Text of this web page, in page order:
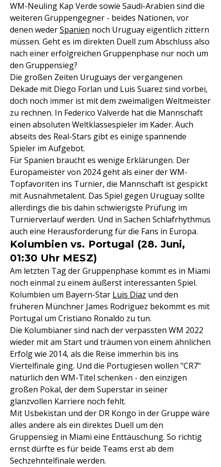
WM-Neuling Kap Verde sowie Saudi-Arabien sind die
weiteren Gruppengegner - beides Nationen, vor
denen wederSpanien noch Uruguay eigentlich zittern
müssen. Geht es im direkten Duell zum Abschluss also
nach einer erfolgreichen Gruppenphase nur noch um
den Gruppensieg?
Die großen Zeiten Uruguays der vergangenen
Dekade mit Diego Forlan und Luis Suarez sind vorbei,
doch noch immer ist mit dem zweimaligen Weltmeister
zu rechnen. In Federico Valverde hat die Mannschaft
einen absoluten Weltklassespieler im Kader. Auch
abseits des Real-Stars gibt es einige spannende
Spieler im Aufgebot.
Für Spanien braucht es wenige Erklärungen. Der
Europameister von 2024 geht als einer der WM-
Topfavoriten ins Turnier, die Mannschaft ist gespickt
mit Ausnahmetalent. Das Spiel gegen Uruguay sollte
allerdings die bis dahin schwierigste Prüfung im
Turnierverlauf werden. Und in Sachen Schlafrhythmus
auch eine Herausforderung für die Fans in Europa.
Kolumbien vs. Portugal (28. Juni,
01:30 Uhr MESZ)
Am letzten Tag der Gruppenphase kommt es in Miami
noch einmal zu einem äußerst interessanten Spiel.
Kolumbien um Bayern-Star Luis Diaz und den
früheren Münchner James Rodriguez bekommt es mit
Portugal um Cristiano Ronaldo zu tun.
Die Kolumbianer sind nach der verpassten WM 2022
wieder mit am Start und träumen von einem ähnlichen
Erfolg wie 2014, als die Reise immerhin bis ins
Viertelfinale ging. Und die Portugiesen wollen "CR7"
natürlich den WM-Titel schenken - den einzigen
großen Pokal, der dem Superstar in seiner
glanzvollen Karriere noch fehlt.
Mit Usbekistan und der DR Kongo in der Gruppe wäre
alles andere als ein direktes Duell um den
Gruppensieg in Miami eine Enttäuschung. So richtig
ernst dürfte es für beide Teams erst ab dem
Sechzehntelfinale werden.